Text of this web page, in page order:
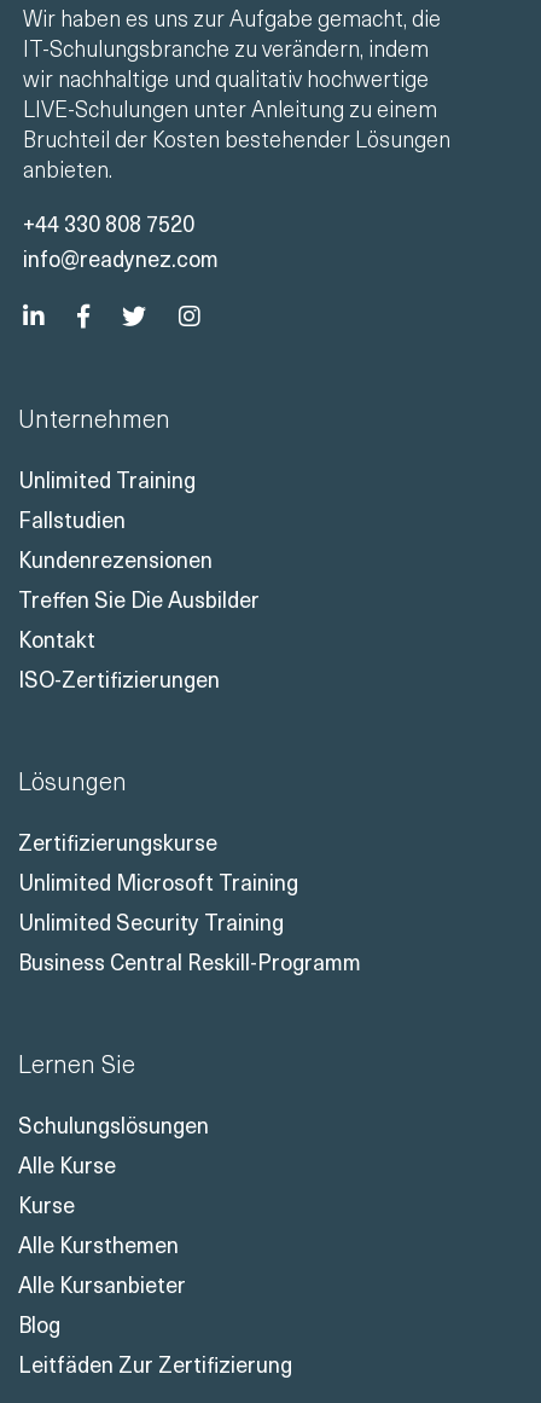
Wir haben es uns zur Aufgabe gemacht, die
IT-Schulungsbranche zu verändern, indem
wir nachhaltige und qualitativ hochwertige
LIVE-Schulungen unter Anleitung zu einem
Bruchteil der Kosten bestehender Lösungen
anbieten.
+44 330 808 7520
info@readynez.com
Unternehmen
Unlimited Training
Fallstudien
Kundenrezensionen
Treffen Sie Die Ausbilder
Kontakt
ISO-Zertifizierungen
Lösungen
Zertifizierungskurse
Unlimited Microsoft Training
Unlimited Security Training
Business Central Reskill-Programm
Lernen Sie
Schulungslösungen
Alle Kurse
Kurse
Alle Kursthemen
Alle Kursanbieter
Blog
Leitfäden Zur Zertifizierung